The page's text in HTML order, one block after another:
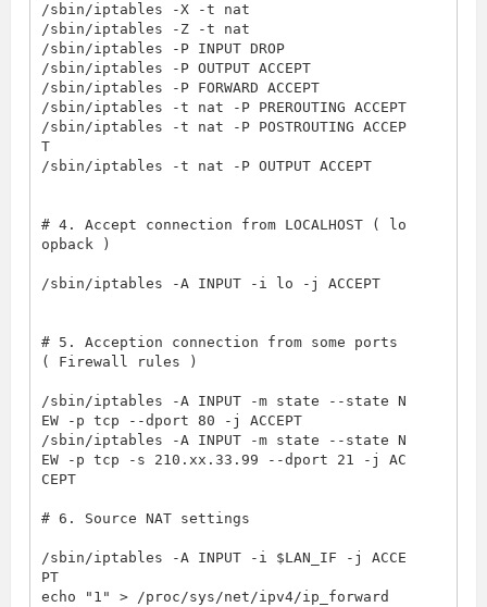
/sbin/iptables -X -t nat
/sbin/iptables -Z -t nat
/sbin/iptables -P INPUT DROP
/sbin/iptables -P OUTPUT ACCEPT
/sbin/iptables -P FORWARD ACCEPT
/sbin/iptables -t nat -P PREROUTING ACCEPT
/sbin/iptables -t nat -P POSTROUTING ACCEP
T
/sbin/iptables -t nat -P OUTPUT ACCEPT
# 4. Accept connection from LOCALHOST ( lo
opback )
/sbin/iptables -A INPUT -i lo -j ACCEPT
# 5. Acception connection from some ports
( Firewall rules )
/sbin/iptables -A INPUT -m state --state N
EW -p tcp --dport 80 -j ACCEPT
/sbin/iptables -A INPUT -m state --state N
EW -p tcp -s 210.xx.33.99 --dport 21 -j AC
CEPT
# 6. Source NAT settings
/sbin/iptables -A INPUT -i $LAN_IF -j ACCE
PT
echo
"1"
> /proc/sys/net/ipv4/ip_forward